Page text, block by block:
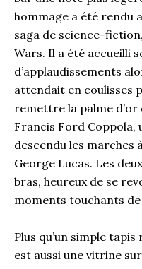
hommage a été rendu
saga de science-
Wars. Il a été accueilli
d’applaudissements
attendait en coulisses
remettre la palme
Francis Ford Coppola,
descendu les marches
George Lucas. Les
bras, heureux de se
moments touchants de
Plus qu’un simple
est aussi une vitrine